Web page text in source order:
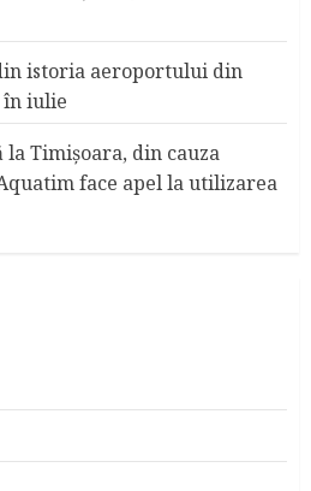
istoria aeroportului din
iulie
la Timişoara, din cauza
face apel la utilizarea